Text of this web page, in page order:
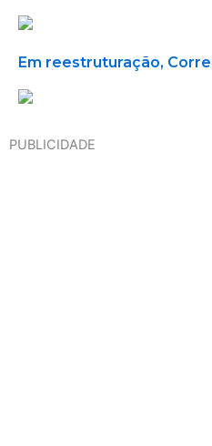
Em reestruturação,
PUBLICIDADE